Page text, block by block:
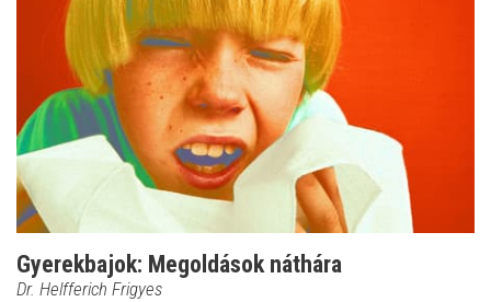
Gyerekbajok: Megoldások náthára
Dr. Helfferich Frigyes